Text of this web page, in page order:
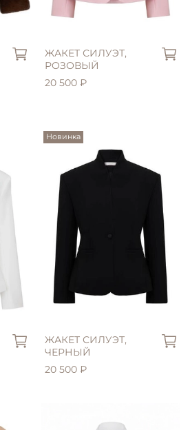
ЖАКЕТ СИЛУЭТ,
РОЗОВЫЙ
20 500 ₽
Новинка
ЖАКЕТ СИЛУЭТ,
ЧЕРНЫЙ
20 500 ₽